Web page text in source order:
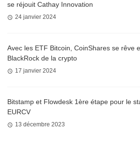
se réjouit Cathay Innovation
24 janvier 2024
Avec les ETF Bitcoin, CoinShares se rêve
BlackRock de la crypto
17 janvier 2024
Bitstamp et Flowdesk 1ère étape pour le
EURCV
13 décembre 2023